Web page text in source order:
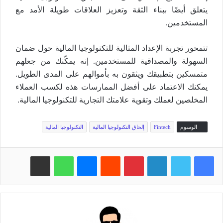
يتعلق أيضًا ببناء الثقة وتعزيز العلاقات طويلة الأمد مع
المستخدمين.
تتمحور تجربة الإعداد المثالية للتكنولوجيا المالية حول ضمان
السهولة والمصداقية للمستخدمين. إنه يمكّنك من جعلهم
متمسكين بتطبيقك ويثقون به بأموالهم على المدى الطويل.
يمكنك الاعتماد على أفضل الممارسات هذه لكسب العملاء
المخلصين لعملك وتقوية علامتك التجارية للتكنولوجيا المالية.
الوسوم Fintech إلحاق التكنولوجيا المالية التكنولوجيا المالية
فيسبوك لينكدإن بينتيريست واتساب